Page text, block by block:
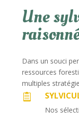
Une
Dans un souci
ressources
multiples

Nos